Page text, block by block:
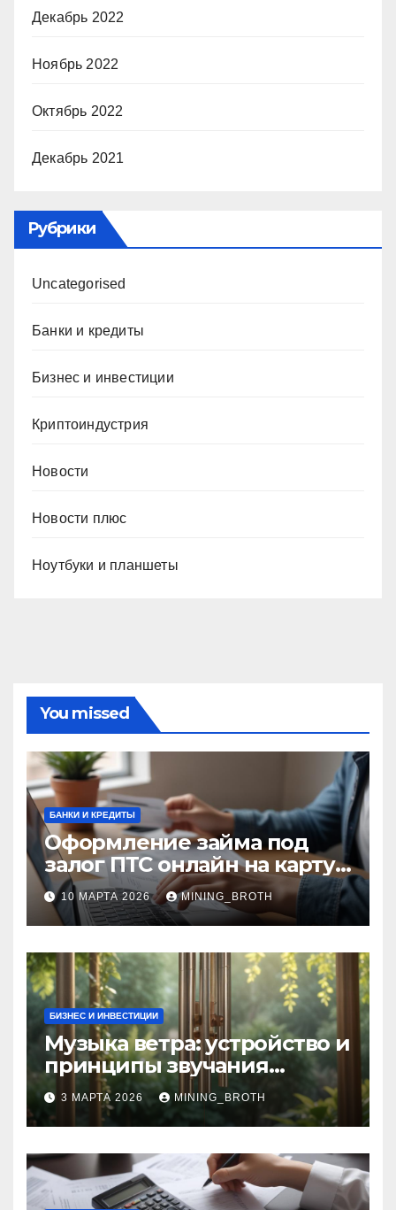
Декабрь 2022
Ноябрь 2022
Октябрь 2022
Декабрь 2021
Рубрики
Uncategorised
Банки и кредиты
Бизнес и инвестиции
Криптоиндустрия
Новости
Новости плюс
Ноутбуки и планшеты
You missed
БАНКИ И КРЕДИТЫ
Оформление займа под
залог ПТС онлайн на карту
без визита в офис: порядок,
требования и документы
10 МАРТА 2026 MINING_BROTH
БИЗНЕС И ИНВЕСТИЦИИ
Музыка ветра: устройство и
принципы звучания
колокольчиков
3 МАРТА 2026 MINING_BROTH